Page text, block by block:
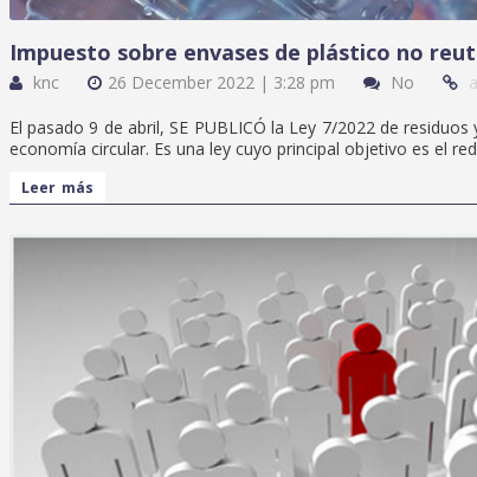
Impuesto sobre envases de plástico no
knc 26 December 2022 | 3:28 pm No a
El pasado 9 de abril, SE PUBLICÓ la Ley 7/2022 de
economía circular. Es una ley cuyo principal objetivo es el
Leer más